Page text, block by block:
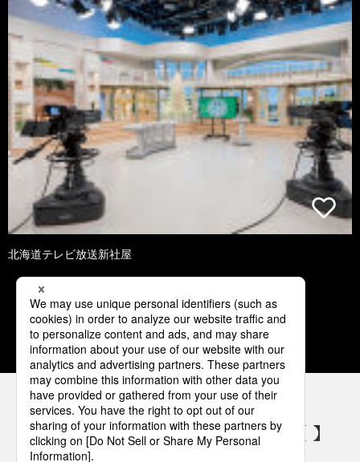
北海道テレビ放送新社屋
3 4 5 6 7
パナソニックの電気設備 SNSアカウント